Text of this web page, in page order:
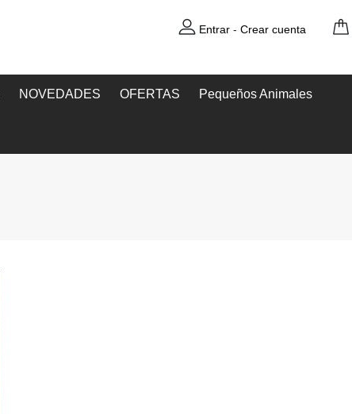
Entrar- Crear cuenta
NOVEDADES OFERTAS Pequeños Animales